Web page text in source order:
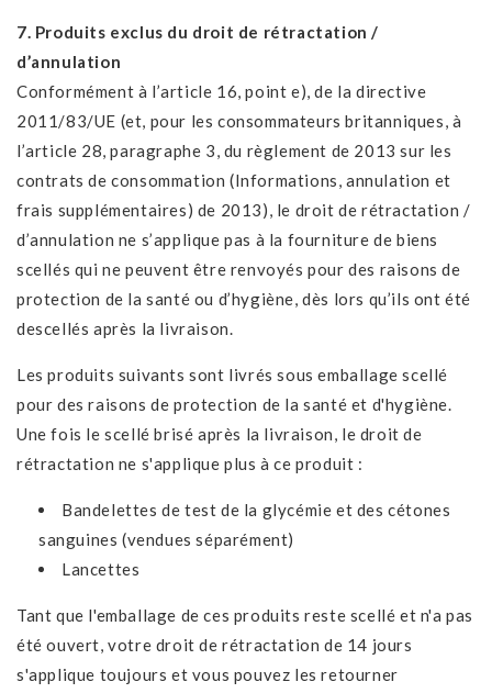
7. Produits exclus du droit de rétractation /
d’annulation
Conformément à l’article 16, point e), de la directive
2011/83/UE (et, pour les consommateurs britanniques, à
l’article 28, paragraphe 3, du règlement de 2013 sur les
contrats de consommation (Informations, annulation et
frais supplémentaires) de 2013), le droit de rétractation /
d’annulation ne s’applique pas à la fourniture de biens
scellés qui ne peuvent être renvoyés pour des raisons de
protection de la santé ou d’hygiène, dès lors qu’ils ont été
descellés après la livraison.
Les produits suivants sont livrés sous emballage scellé
pour des raisons de protection de la santé et d'hygiène.
Une fois le scellé brisé après la livraison, le droit de
rétractation ne s'applique plus à ce produit :
Bandelettes de test de la glycémie et des cétones
sanguines (vendues séparément)
Lancettes
Tant que l'emballage de ces produits reste scellé et n'a pas
été ouvert, votre droit de rétractation de 14 jours
s'applique toujours et vous pouvez les retourner